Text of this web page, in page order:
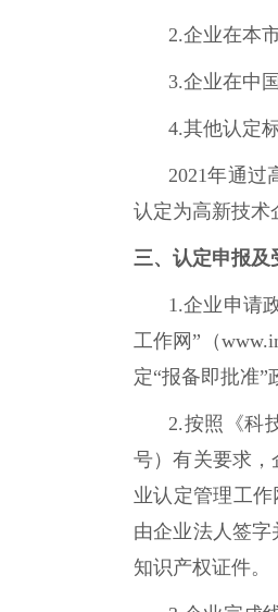
2.企业在本
3.企业在中
4.其他认定
2021年通过
认定为高新技术
三、认定申报及
1.企业申请
工作网”（
定“报备即批准
2.按照《科
号）有关要求
业认定管理工
由企业法人签
知识产权证件。